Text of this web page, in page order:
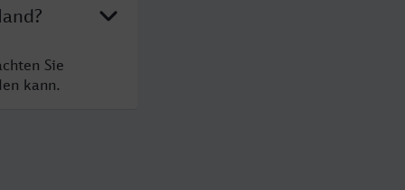
Sie
kann.